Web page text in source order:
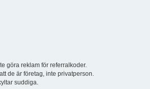
göra reklam för referralkoder.
de är företag, inte privatperson.
suddiga.